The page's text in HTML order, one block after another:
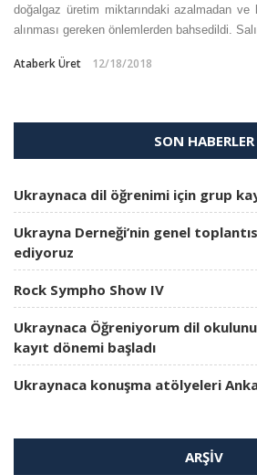
doğalgaz üretim miktarındaki azalmadan
alınması gereken önlemlerden bahsedildi.
Ataberk Üret 12/18/2018
SON HABERLER
Ukraynaca dil öğrenimi için grup
Ukrayna Derneği’nin genel
ediyoruz
Rock Sympho Show IV
Ukraynaca Öğreniyorum dil
kayıt dönemi başladı
Ukraynaca konuşma atölyeleri
ARŞIV